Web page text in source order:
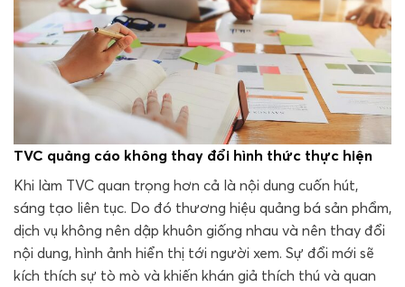
TVC quảng cáo không thay đổi hình thức thực hiện
Khi làm TVC quan trọng hơn cả là nội dung cuốn hút,
sáng tạo liên tục. Do đó thương hiệu quảng bá sản phẩm,
dịch vụ không nên dập khuôn giống nhau và nên thay đổi
nội dung, hình ảnh hiển thị tới người xem. Sự đổi mới sẽ
kích thích sự tò mò và khiến khán giả thích thú và quan